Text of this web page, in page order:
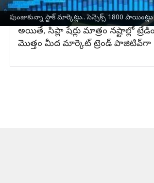
పుంజుకున్నా స్టాక్ మార్కెట్లు.. సెన్సెక్స్‌ 1800
నిఫ్టీ కూడా 571 పాయింట్లు ఎగబాకి
ప్రధానంగాజియోఫైనాన్షియల్, శ్రీరామ్
అయితే, సిప్లా షేర్లు మాత్రం నష్టాల్లో
మొత్తం మీద మార్కెట్‌ ట్రెండ్ పాజిటివ్‌గా